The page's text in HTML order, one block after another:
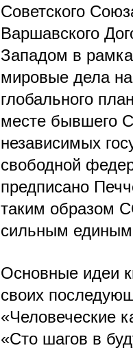
Советского
Варшавского
Западом в
мировые дела
глобального
месте бывшего
независимых
свободной
предписано
таким образом
сильным единым
Основные идеи
своих
«Человеческие
«Сто шагов в